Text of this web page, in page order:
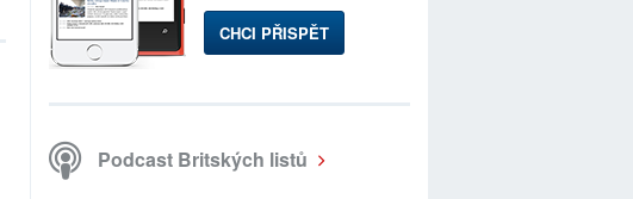
CHCI PŘISPĚT
Podcast Britských listů